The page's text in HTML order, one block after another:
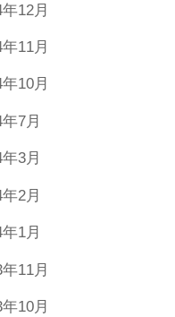
12月
11月
10月
7月
3月
2月
1月
11月
10月